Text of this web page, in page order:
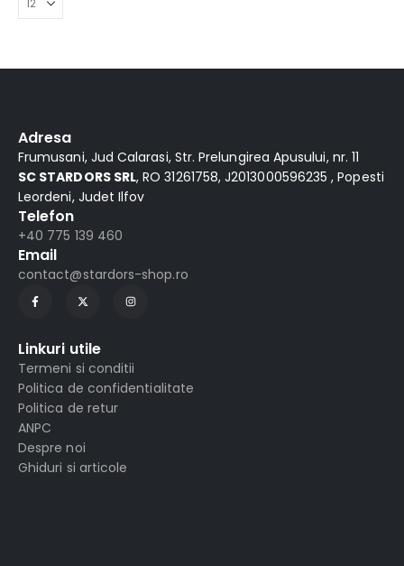
Adresa
Frumusani, Jud Calarasi, Str. Prelungirea Apusului, nr. 11
SC STARDORS SRL, RO 31261758, J2013000596235 , Popesti
Leordeni, Judet Ilfov
Telefon
+40 775 139 460
Email
contact@stardors-shop.ro
Linkuri utile
Termeni si conditii
Politica de confidentialitate
Politica de retur
ANPC
Despre noi
Ghiduri si articole